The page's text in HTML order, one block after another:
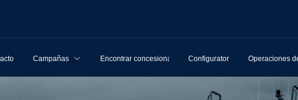
Campañas Encontrar concesionarios Configurator Operaciones